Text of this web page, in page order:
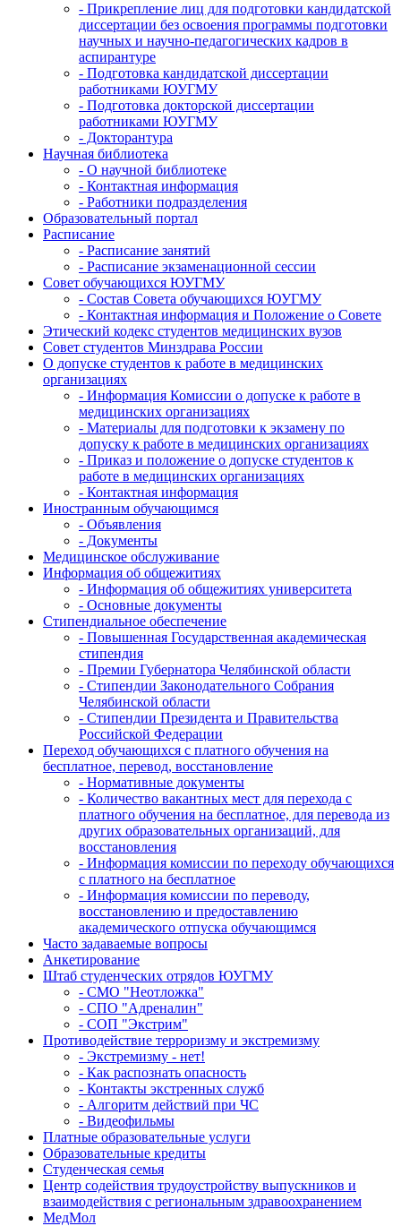
- Прикрепление лиц для подготовки кандидатской
диссертации без освоения программы подготовки
научных и научно-педагогических кадров в
аспирантуре
- Подготовка кандидатской диссертации
работниками ЮУГМУ
- Подготовка докторской диссертации
работниками ЮУГМУ
- Докторантура
Научная библиотека
- О научной библиотеке
- Контактная информация
- Работники подразделения
Образовательный портал
Расписание
- Расписание занятий
- Расписание экзаменационной сессии
Совет обучающихся ЮУГМУ
- Состав Совета обучающихся ЮУГМУ
- Контактная информация и Положение о Совете
Этический кодекс студентов медицинских вузов
Совет студентов Минздрава России
О допуске студентов к работе в медицинских
организациях
- Информация Комиссии о допуске к работе в
медицинских организациях
- Материалы для подготовки к экзамену по
допуску к работе в медицинских организациях
- Приказ и положение о допуске студентов к
работе в медицинских организациях
- Контактная информация
Иностранным обучающимся
- Объявления
- Документы
Медицинское обслуживание
Информация об общежитиях
- Информация об общежитиях университета
- Основные документы
Стипендиальное обеспечение
- Повышенная Государственная академическая
стипендия
- Премии Губернатора Челябинской области
- Стипендии Законодательного Собрания
Челябинской области
- Стипендии Президента и Правительства
Российской Федерации
Переход обучающихся с платного обучения на
бесплатное, перевод, восстановление
- Нормативные документы
- Количество вакантных мест для перехода с
платного обучения на бесплатное, для перевода из
других образовательных организаций, для
восстановления
- Информация комиссии по переходу обучающихся
с платного на бесплатное
- Информация комиссии по переводу,
восстановлению и предоставлению
академического отпуска обучающимся
Часто задаваемые вопросы
Анкетирование
Штаб студенческих отрядов ЮУГМУ
- СМО "Неотложка"
- СПО "Адреналин"
- СОП "Экстрим"
Противодействие терроризму и экстремизму
- Экстремизму - нет!
- Как распознать опасность
- Контакты экстренных служб
- Алгоритм действий при ЧС
- Видеофильмы
Платные образовательные услуги
Образовательные кредиты
Студенческая семья
Центр содействия трудоустройству выпускников и
взаимодействия с региональным здравоохранением
МедМол